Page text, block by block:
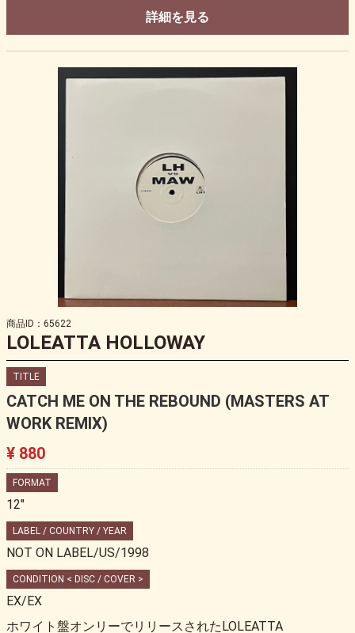
詳細を見る
商品ID：65622
LOLEATTA HOLLOWAY
TITLE
CATCH ME ON THE REBOUND (MASTERS AT
WORK REMIX)
¥ 880
FORMAT
12"
LABEL / COUNTRY / YEAR
NOT ON LABEL/US/1998
CONDITION < DISC / COVER >
EX/EX
ホワイト盤オンリーでリリースされたLOLEATTA